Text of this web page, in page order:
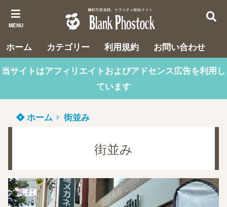
MENU
ホーム カテゴリー 利用規約
お問い合わせ
当サイトはアフィリエイトおよびアドセンス広告を利用し
ています
ホーム 街並み
街並み